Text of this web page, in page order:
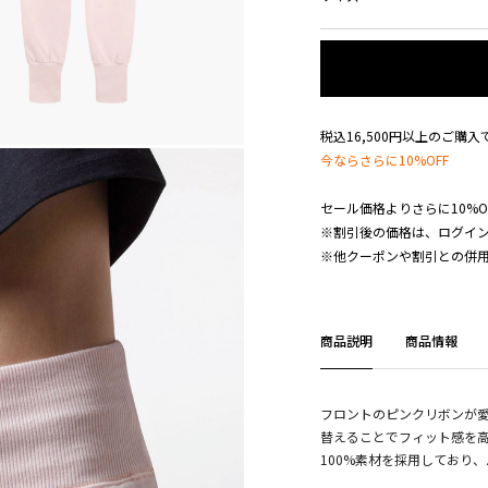
税込16,500円以上のご購入
今ならさらに10%OFF
セール価格よりさらに
※割引後の価格は、ログイ
※他クーポンや割引との併
商品説明 商品情報
フロントのピンクリボンが
替えることでフィット感を
100%素材を採用しており